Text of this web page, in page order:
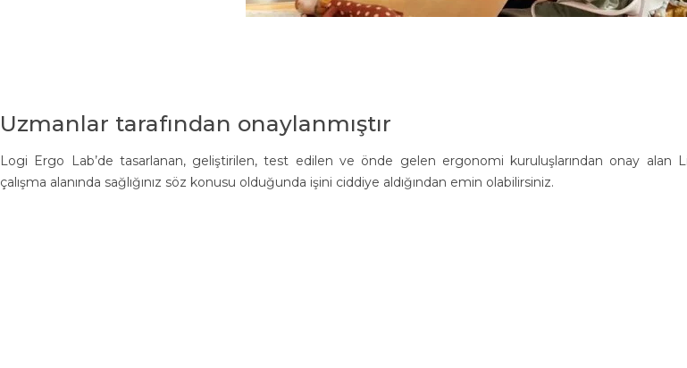
Uzmanlar tarafından onaylanmıştır
Logi Ergo Lab’de tasarlanan, geliştirilen, test edilen ve önde gelen ergonomi kuruluşlarından onay alan
çalışma alanında sağlığınız söz konusu olduğunda işini ciddiye aldığından emin olabilirsiniz.